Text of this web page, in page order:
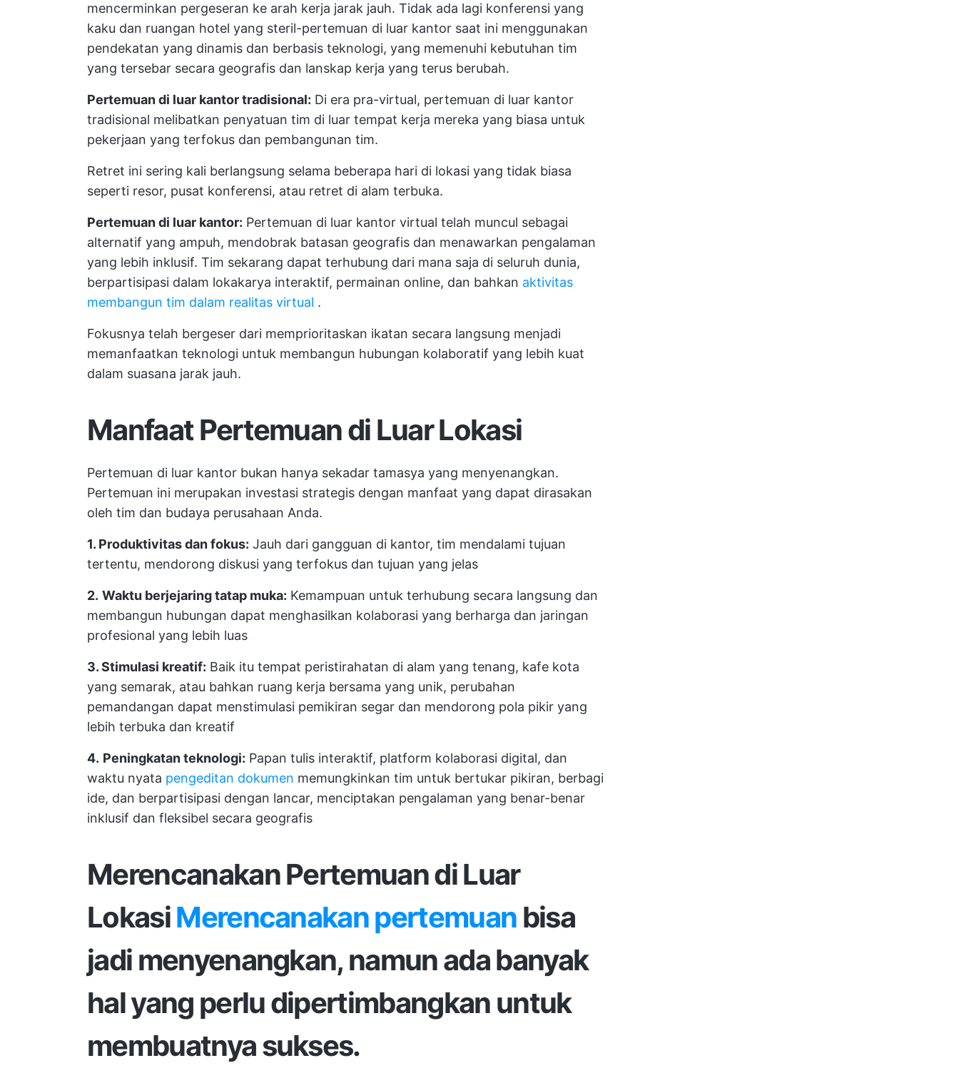
mencerminkan pergeseran ke arah kerja jarak jauh. Tidak ada lagi konferensi yang
kaku dan ruangan hotel yang steril-pertemuan di luar kantor saat ini menggunakan
pendekatan yang dinamis dan berbasis teknologi, yang memenuhi kebutuhan tim
yang tersebar secara geografis dan lanskap kerja yang terus berubah.
Pertemuan di luar kantor tradisional: Di era pra-virtual, pertemuan di luar kantor
tradisional melibatkan penyatuan tim di luar tempat kerja mereka yang biasa untuk
pekerjaan yang terfokus dan pembangunan tim.
Retret ini sering kali berlangsung selama beberapa hari di lokasi yang tidak biasa
seperti resor, pusat konferensi, atau retret di alam terbuka.
Pertemuan di luar kantor: Pertemuan di luar kantor virtual telah muncul sebagai
alternatif yang ampuh, mendobrak batasan geografis dan menawarkan pengalaman
yang lebih inklusif. Tim sekarang dapat terhubung dari mana saja di seluruh dunia,
berpartisipasi dalam lokakarya interaktif, permainan online, dan bahkan aktivitas
membangun tim dalam realitas virtual .
Fokusnya telah bergeser dari memprioritaskan ikatan secara langsung menjadi
memanfaatkan teknologi untuk membangun hubungan kolaboratif yang lebih kuat
dalam suasana jarak jauh.
Manfaat Pertemuan di Luar Lokasi
Pertemuan di luar kantor bukan hanya sekadar tamasya yang menyenangkan.
Pertemuan ini merupakan investasi strategis dengan manfaat yang dapat dirasakan
oleh tim dan budaya perusahaan Anda.
1. Produktivitas dan fokus: Jauh dari gangguan di kantor, tim mendalami tujuan
tertentu, mendorong diskusi yang terfokus dan tujuan yang jelas
2. Waktu berjejaring tatap muka: Kemampuan untuk terhubung secara langsung dan
membangun hubungan dapat menghasilkan kolaborasi yang berharga dan jaringan
profesional yang lebih luas
3. Stimulasi kreatif: Baik itu tempat peristirahatan di alam yang tenang, kafe kota
yang semarak, atau bahkan ruang kerja bersama yang unik, perubahan
pemandangan dapat menstimulasi pemikiran segar dan mendorong pola pikir yang
lebih terbuka dan kreatif
4. Peningkatan teknologi: Papan tulis interaktif, platform kolaborasi digital, dan
waktu nyata pengeditan dokumen memungkinkan tim untuk bertukar pikiran, berbagi
ide, dan berpartisipasi dengan lancar, menciptakan pengalaman yang benar-benar
inklusif dan fleksibel secara geografis
Merencanakan Pertemuan di Luar
LokasiMerencanakan pertemuan bisa
jadi menyenangkan, namun ada banyak
hal yang perlu dipertimbangkan untuk
membuatnya sukses.